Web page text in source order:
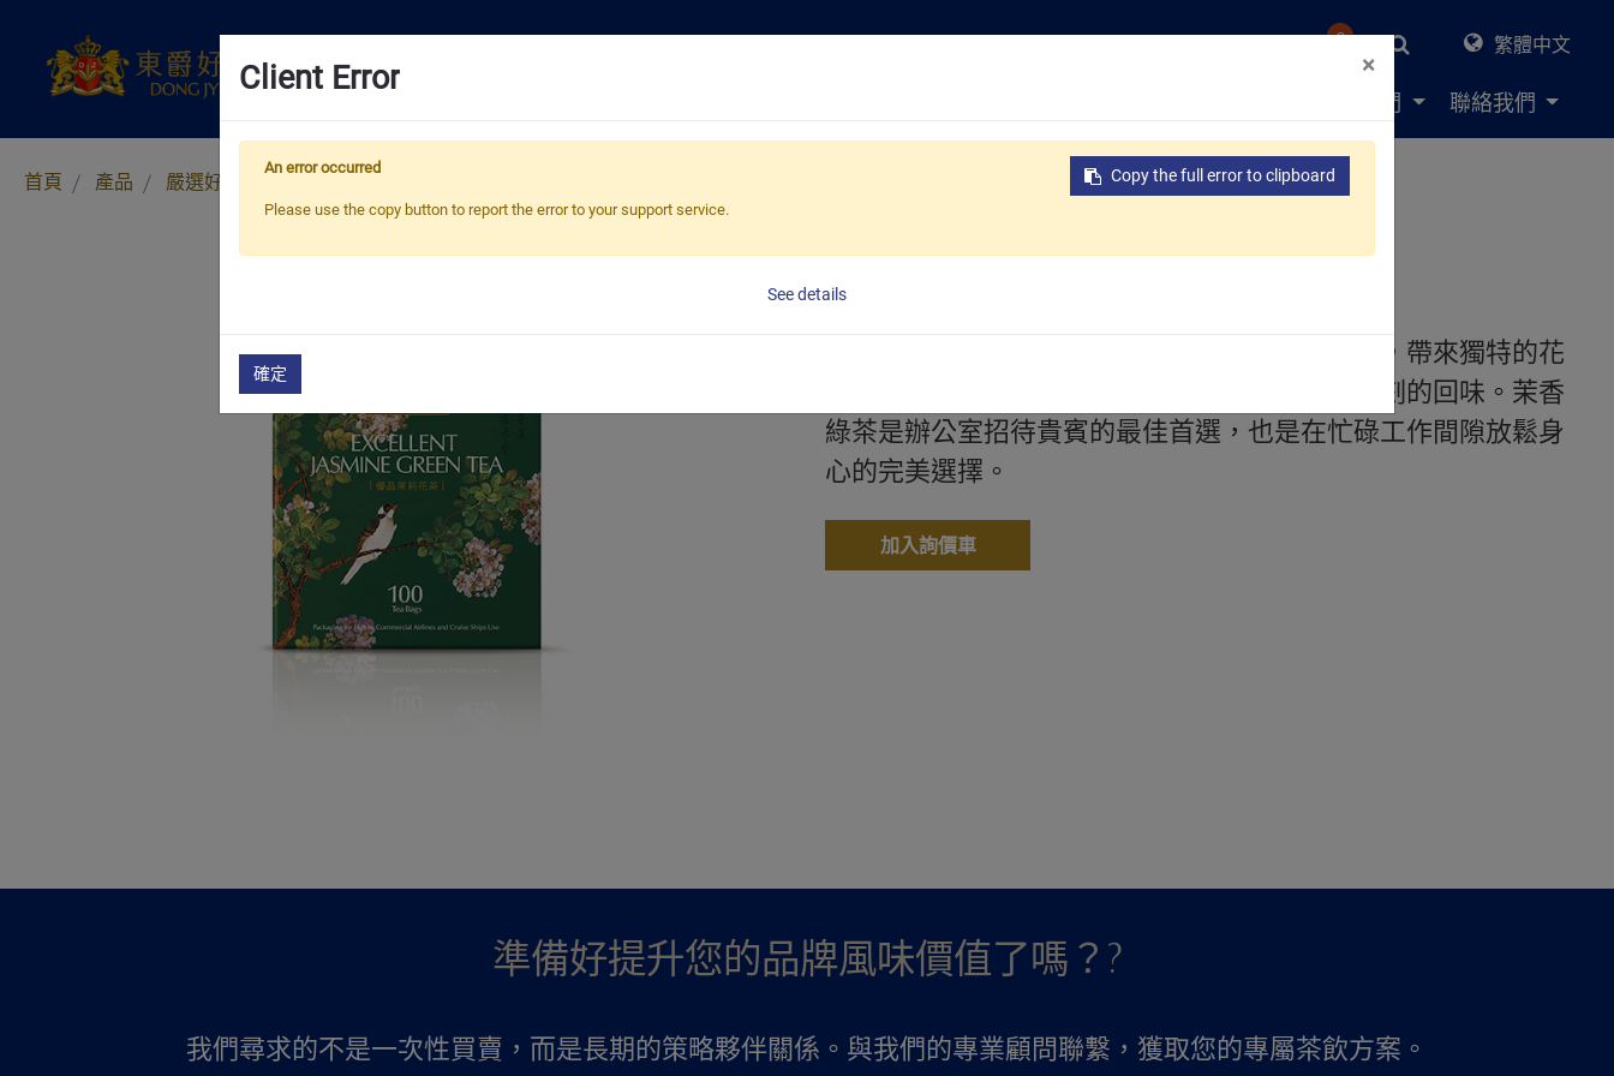
關於我們 聯絡我們
0 繁體中文
首頁 產品 嚴選好茶
茉香綠茶817
2g*100茶包/盒，36盒/箱
茉香綠茶是一款精選綠茶，融合了茉莉花的香氣，帶來獨特的花
果香味。這款茶味甘甜，香氣豐富，喝後留有深刻的回味。茉香
綠茶是辦公室招待貴賓的最佳首選，也是在忙碌工作間隙放鬆身
心的完美選擇。
加入詢價車
準備好提升您的品牌風味價值了嗎？?
我們尋求的不是一次性買賣，而是長期的策略夥伴關係。與我們的專業顧問聯繫，獲取您的專屬茶飲方案。
Client Error ×
Copy the full error to clipboard
An error occurred
Please use the copy button to report the error to your support service.
See details
確定